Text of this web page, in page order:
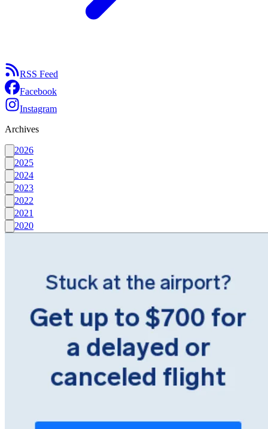
RSS Feed
Facebook
Instagram
Archives
2026
2025
2024
2023
2022
2021
2020